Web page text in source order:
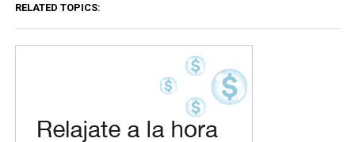
RELATED TOPICS: